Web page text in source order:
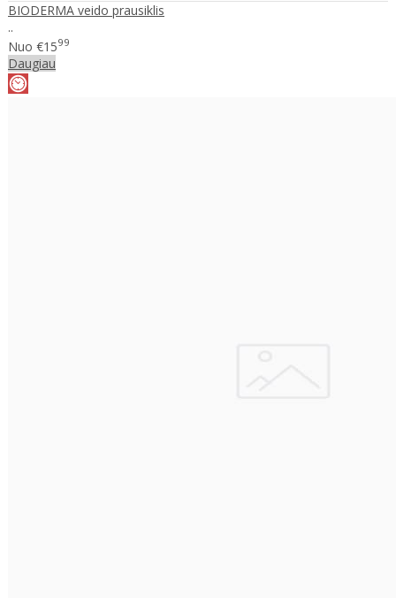
BIODERMA veido prausiklis
..
Nuo €1599
Daugiau